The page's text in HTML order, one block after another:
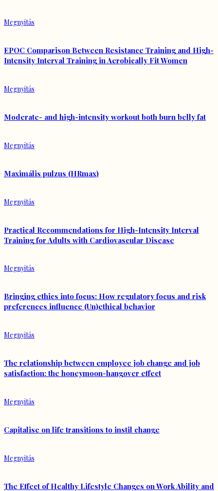
Megnyitás
EPOC Comparison Between Resistance Training and High-
Intensity Interval Training in Aerobically Fit Women
Megnyitás
Moderate- and high-intensity workout both burn belly fat
Megnyitás
Maximális pulzus (HRmax)
Megnyitás
Practical Recommendations for High-Intensity Interval
Training for Adults with Cardiovascular Disease
Megnyitás
Bringing ethics into focus: How regulatory focus and risk
preferences influence (Un)ethical behavior
Megnyitás
The relationship between employee job change and job
satisfaction: the honeymoon-hangover effect
Megnyitás
Capitalise on life transitions to instil change
Megnyitás
The Effect of Healthy Lifestyle Changes on Work Ability and